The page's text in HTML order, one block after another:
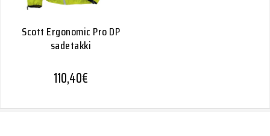
Scott Ergonomic Pro DP
sadetakki
110,40€